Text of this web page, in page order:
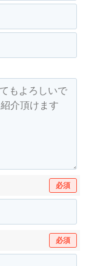
必須
必須